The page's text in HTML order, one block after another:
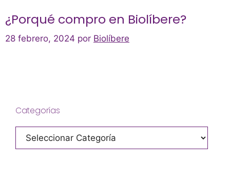
¿Porqué compro en Biolíbere?
28 febrero, 2024 por Biolíbere
Categorías
Categorías